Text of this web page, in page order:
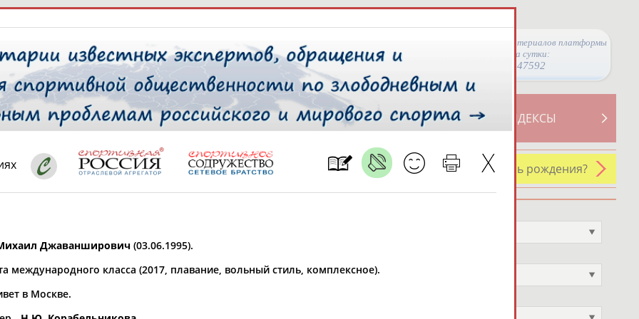
Просмотры материалов платформы
за сутки:
47592
СВОДНЫЕ ИНДЕКСЫ
ТАБЛО АКТИВНОСТИ
РЕСУРСНАЯ ПЛОЩАДКА
У кого сегодня день рождения?
* для действующих спортсменов
проживания
Не выбран
Джаванширович (03.06.1995).
международного класса (2017, плавание, вольный стиль, комплексное).
в Москве.